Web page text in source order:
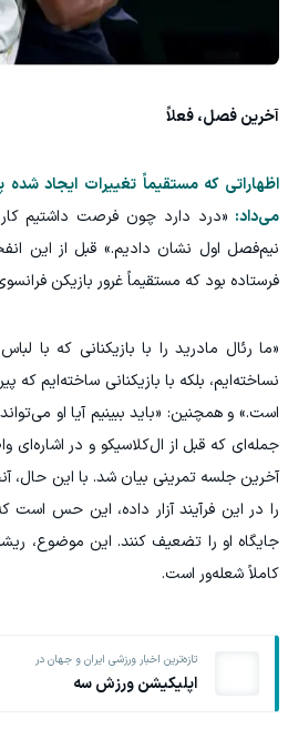
آخرین فصل، فعلاً
اظهاراتی که مستقیماً تغییرات ایجاد
می‌داد: «درد دارد چون فرصت داشتیم
نیم‌فصل اول نشان دادیم.» قبل از این
فرستاده بود که مستقیماً غرور بازیکن
«ما رئال مادرید را با بازیکنانی که با
نساخته‌ایم، بلکه با بازیکنانی ساخته‌ایم
است.» و همچنین: «باید ببینیم آیا او
جمله‌ای که قبل از ال‌کلاسیکو و در اشاره‌ای
آخرین جلسه تمرینی بیان شد. با این حال،
را در این فرآیند آزار داده، این حس است
جایگاه او را تضعیف کنند. این موضوع،
کاملاً شعله‌ور است.
تازه‌ترین اخبار ورزشی ایران و جهان در
اپلیکیشن ورزش سه